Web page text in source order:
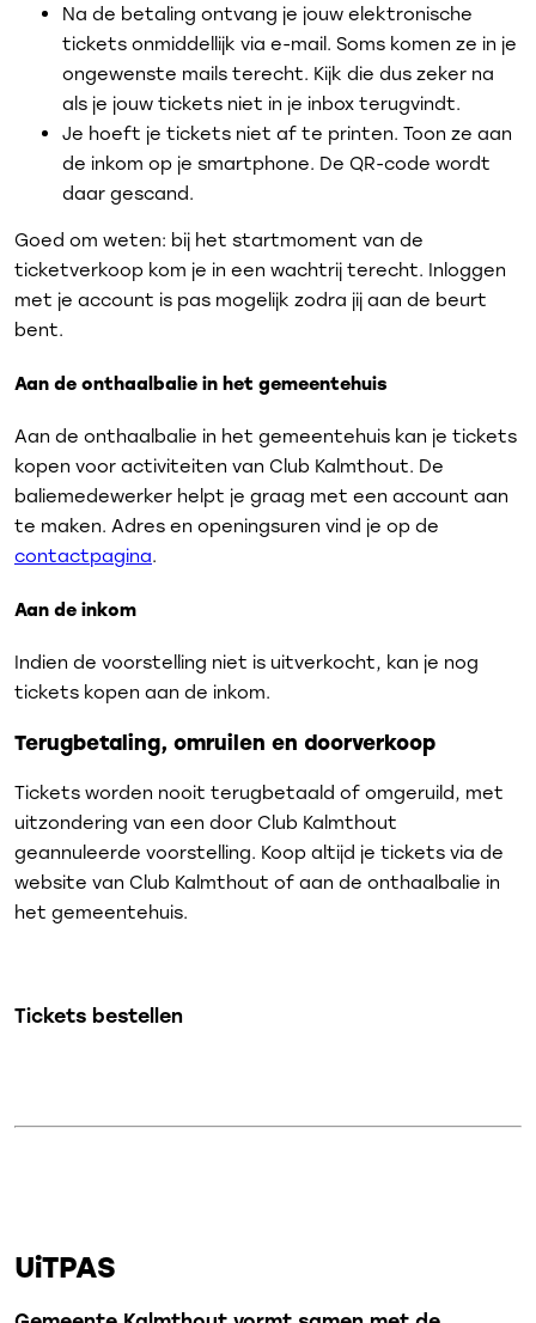
Na de betaling ontvang je jouw elektronische
tickets onmiddellijk via e-mail. Soms komen ze in je
ongewenste mails terecht. Kijk die dus zeker na
als je jouw tickets niet in je inbox terugvindt.
Je hoeft je tickets niet af te printen. Toon ze aan
de inkom op je smartphone. De QR-code wordt
daar gescand.
Goed om weten: bij het startmoment van de
ticketverkoop kom je in een wachtrij terecht. Inloggen
met je account is pas mogelijk zodra jij aan de beurt
bent.
Aan de onthaalbalie in het gemeentehuis
Aan de onthaalbalie in het gemeentehuis kan je tickets
kopen voor activiteiten van Club Kalmthout. De
baliemedewerker helpt je graag met een account aan
te maken. Adres en openingsuren vind je op de
contactpagina.
Aan de inkom
Indien de voorstelling niet is uitverkocht, kan je nog
tickets kopen aan de inkom.
Terugbetaling, omruilen en doorverkoop
Tickets worden nooit terugbetaald of omgeruild, met
uitzondering van een door Club Kalmthout
geannuleerde voorstelling. Koop altijd je tickets via de
website van Club Kalmthout of aan de onthaalbalie in
het gemeentehuis.
Tickets bestellen
UiTPAS